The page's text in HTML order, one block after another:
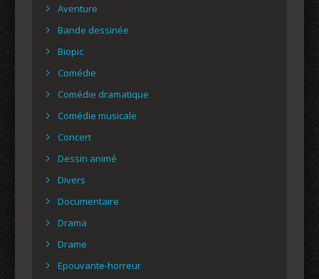
Aventure
Bande dessinée
Biopic
Comédie
Comédie dramatique
Comédie musicale
Concert
Dessin animé
Divers
Documentaire
Drama
Drame
Epouvante-horreur